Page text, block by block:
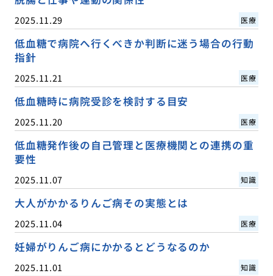
2025.11.29 医療
低血糖で病院へ行くべきか判断に迷う場合の行動
指針
2025.11.21 医療
低血糖時に病院受診を検討する目安
2025.11.20 医療
低血糖発作後の自己管理と医療機関との連携の重
要性
2025.11.07 知識
大人がかかるりんご病その実態とは
2025.11.04 医療
妊婦がりんご病にかかるとどうなるのか
2025.11.01 知識